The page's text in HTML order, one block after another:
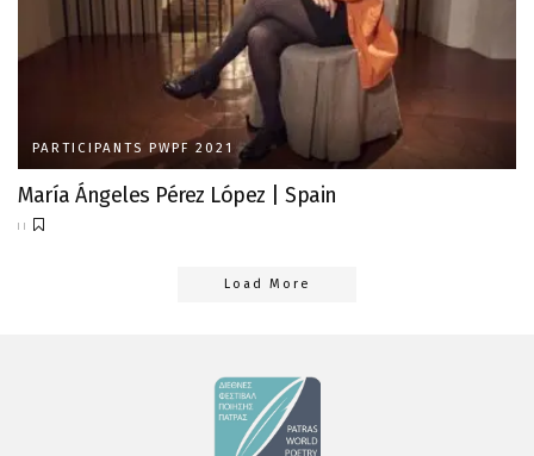
PARTICIPANTS PWPF 2021
María Ángeles Pérez López | Spain
Load More